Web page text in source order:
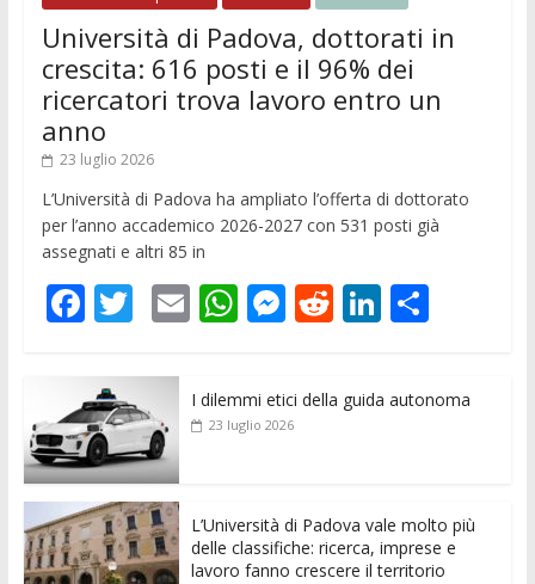
Università di Padova, dottorati in
crescita: 616 posti e il 96% dei
ricercatori trova lavoro entro un
anno
23 luglio 2026
L’Università di Padova ha ampliato l’offerta di dottorato
per l’anno accademico 2026-2027 con 531 posti già
assegnati e altri 85 in
F
e
b
o
o
k
T
itt
er
E
ai
l
W
s
p
M
ss
e
er
R
di
Li
e
C
di
I dilemmi etici della guida autonoma
23 luglio 2026
L’Università di Padova vale molto più
delle classifiche: ricerca, imprese e
lavoro fanno crescere il territorio